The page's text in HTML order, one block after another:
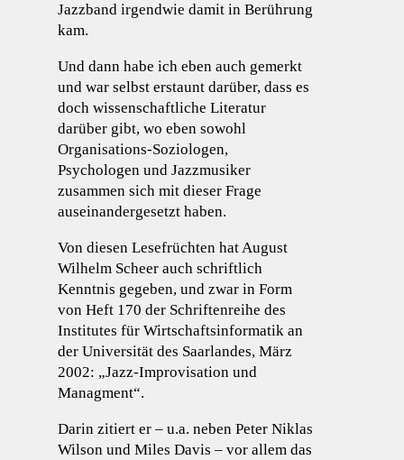
Jazzband irgendwie damit in Berührung
kam.
Und dann habe ich eben auch gemerkt
und war selbst erstaunt darüber, dass es
doch wissenschaftliche Literatur
darüber gibt, wo eben sowohl
Organisations-Soziologen,
Psychologen und Jazzmusiker
zusammen sich mit dieser Frage
auseinandergesetzt haben.
Von diesen Lesefrüchten hat August
Wilhelm Scheer auch schriftlich
Kenntnis gegeben, und zwar in Form
von Heft 170 der Schriftenreihe des
Institutes für Wirtschaftsinformatik an
der Universität des Saarlandes, März
2002: „Jazz-Improvisation und
Managment“.
Darin zitiert er – u.a. neben Peter Niklas
Wilson und Miles Davis – vor allem das